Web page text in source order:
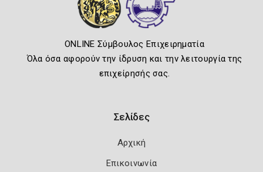
ONLINE Σύμβουλος Επιχειρηματία
Όλα όσα αφορούν την ίδρυση και την λειτουργία της
επιχείρησής σας.
Σελίδες
Αρχική
Επικοινωνία